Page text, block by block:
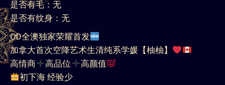
是否有毛：无
是否有纹身：无
OD全澳独家荣耀首发
加拿大首次空降艺术生清纯系学媛【柚柚】
高情商
高品位
高颜值
初下海 经验少